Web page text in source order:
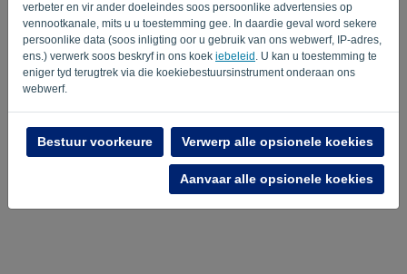
verbeter en vir ander doeleindes soos persoonlike advertensies op
vennootkanale, mits u u toestemming gee. In daardie geval word sekere
persoonlike data (soos inligting oor u gebruik van ons webwerf, IP-adres,
ens.) verwerk soos beskryf in ons koek iebeleid . U kan u toestemming te
eniger tyd terugtrek via die koekiebestuursinstrument onderaan ons
webwerf.
Bestuur voorkeure Verwerp alle opsionele koekies
Aanvaar alle opsionele koekies
' in.
Terug na die aanmeldbladsy
Terms of Service.